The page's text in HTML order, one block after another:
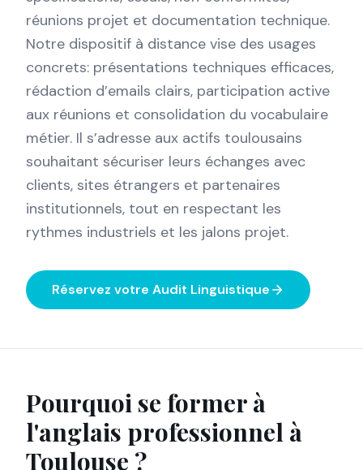
réunions projet et documentation technique.
Notre dispositif à distance vise des usages
concrets: présentations techniques efficaces,
rédaction d’emails clairs, participation active
aux réunions et consolidation du vocabulaire
métier. Il s’adresse aux actifs toulousains
souhaitant sécuriser leurs échanges avec
clients, sites étrangers et partenaires
institutionnels, tout en respectant les
rythmes industriels et les jalons projet.
Réservez votre Audit Linguistique
Pourquoi se former à
l'anglais professionnel à
Toulouse ?